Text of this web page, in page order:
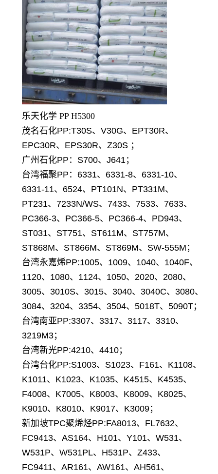
乐天化学 PP H5300
茂名石化PP:T30S、V30G、EPT30R、
EPC30R、EPS30R、Z30S ；
广州石化PP：S700、J641；
台湾福聚PP：6331、6331-8、6331-10、
6331-11、6524、PT101N、PT331M、
PT231、7233N/WS、7433、7533、7633、
PC366-3、PC366-5、PC366-4、PD943、
ST031、ST751、ST611M、ST757M、
ST868M、ST866M、ST869M、SW-555M；
台湾永嘉烯PP:1005、1009、1040、1040F、
1120、1080、1124、1050、2020、2080、
3005、3010S、3015、3040、3040C、3080、
3084、3204、3354、3504、5018T、5090T；
台湾南亚PP:3307、3317、3117、3310、
3219M3；
台湾新光PP:4210、4410；
台湾台化PP:S1003、S1023、F161、K1108、
K1011、K1023、K1035、K4515、K4535、
F4008、K7005、K8003、K8009、K8025、
K9010、K8010、K9017、K3009；
新加坡TPC聚烯烃PP:FA8013、FL7632、
FC9413、AS164、H101、Y101、W531、
W531P、W531PL、H531P、Z433、
FC9411、AR161、AW161、AH561、